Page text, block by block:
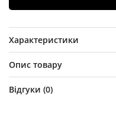
Характеристики
Опис товару
Відгуки (0)